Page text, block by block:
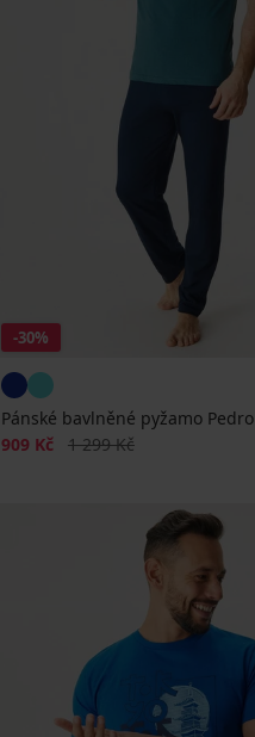
-30%
Pánské bavlněné pyžamo Pedro
Sleva
909 Kč Původní cena
1 299 Kč